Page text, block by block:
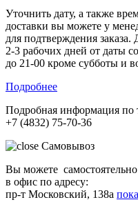
Уточнить дату, а также
доставки вы можете у
для подтверждения заказа.
2-3 рабочих дней от даты
до 21-00 кроме субботы и
Подробнее
Подробная информация по
+7 (4832) 75-70-36
Самовывоз
Вы можете самостоятельно
в офис по адресу:
пр-т Московский, 138а